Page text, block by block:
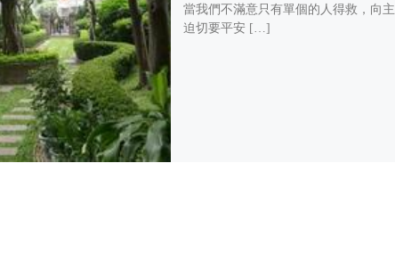
當我們不滿意只有單個的人得救，向主
迫切要平安 […]